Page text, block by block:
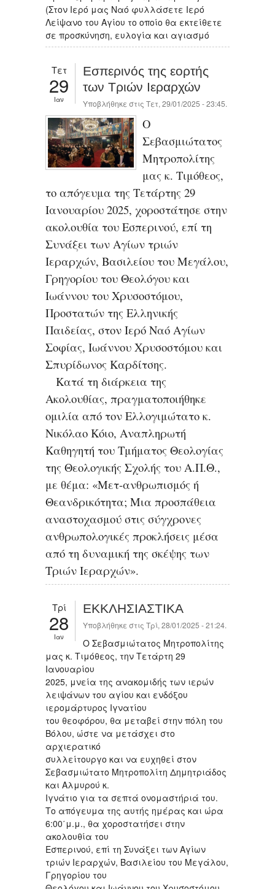
(Στον Ιερό μας Ναό φυλλάσετε Ιερό
Λείψανο του Αγίου το οποίο θα εκτείθετε
σε προσκύνηση, ευλογία και αγιασμό
Τετ
29
Ιαν
Εσπερινός της εορτής
των Τριών Ιεραρχών
Υποβλήθηκε στις Τετ, 29/01/2025 - 23:45.
Ο
Σεβασμιώτατος
Μητροπολίτης
μας κ. Τιμόθεος,
το απόγευμα της Τετάρτης 29
Ιανουαρίου 2025, χοροστάτησε στην
ακολουθία του Εσπερινού, επί τη
Συνάξει των Αγίων τριών
Ιεραρχών, Βασιλείου του Μεγάλου,
Γρηγορίου του Θεολόγου και
Ιωάννου του Χρυσοστόμου,
Προστατών της Ελληνικής
Παιδείας, στον Ιερό Ναό Αγίων
Σοφίας, Ιωάννου Χρυσοστόμου και
Σπυρίδωνος Καρδίτσης.
Κατά τη διάρκεια της
Ακολουθίας, πραγματοποιήθηκε
ομιλία από τον Ελλογιμώτατο κ.
Νικόλαο Κόιο, Αναπληρωτή
Καθηγητή του Τμήματος Θεολογίας
της Θεολογικής Σχολής του Α.Π.Θ.,
με θέμα: «Μετ-ανθρωπισμός ή
Θεανδρικότητα; Μια προσπάθεια
αναστοχασμού στις σύγχρονες
ανθρωπολογικές προκλήσεις μέσα
από τη δυναμική της σκέψης των
Τριών Ιεραρχών».
Τρί
28
Ιαν
ΕΚΚΛΗΣΙΑΣΤΙΚΑ
Υποβλήθηκε στις Τρί, 28/01/2025 - 21:24.
Ο Σεβασμιώτατος Μητροπολίτης
μας κ. Τιμόθεος, την Τετάρτη 29
Ιανουαρίου
2025, μνεία της ανακομιδής των ιερών
λειψάνων του αγίου και ενδόξου
ιερομάρτυρος Ιγνατίου
του θεοφόρου, θα μεταβεί στην πόλη του
Βόλου, ώστε να μετάσχει στο
αρχιερατικό
συλλείτουργο και να ευχηθεί στον
Σεβασμιώτατο Μητροπολίτη Δημητριάδος
και Αλμυρού κ.
Ιγνάτιο για τα σεπτά ονομαστήριά του.
Το απόγευμα της αυτής ημέρας και ώρα
6:00΄μ.μ., θα χοροστατήσει στην
ακολουθία του
Εσπερινού, επί τη Συνάξει των Αγίων
τριών Ιεραρχών, Βασιλείου του Μεγάλου,
Γρηγορίου του